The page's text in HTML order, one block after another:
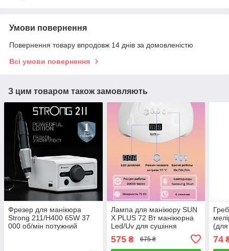
Умови повернення
Повернення товару впродовж 14 днів за домовленістю
Всі умови повернення
З цим товаром також замовляють
Фрезер для манікюра
Strong 211/H400 65W 37
000 об/мін потужний
Лампа для манікюру SUN
X PLUS 72 Вт манікюрна
Led/Uv для сушіння
дисплеєм таймером
575₴ 675 ₴ 74